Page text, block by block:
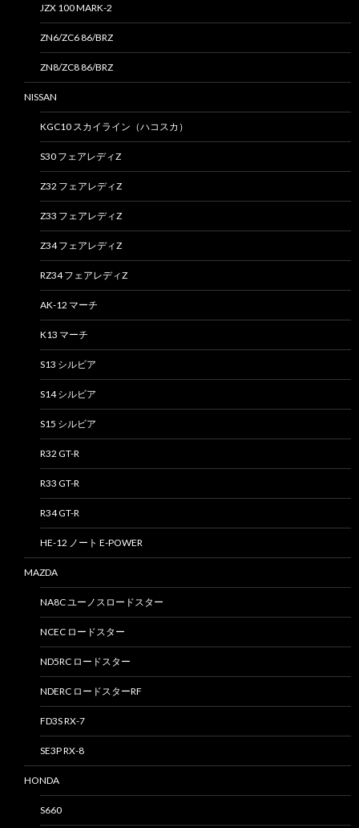
JZX 100 MARK-2
ZN6/ZC6 86/BRZ
ZN8/ZC8 86/BRZ
NISSAN
KGC10 スカイライン（ハコスカ）
S30 フェアレディZ
Z32 フェアレディZ
Z33 フェアレディZ
Z34 フェアレディZ
RZ34 フェアレディZ
AK-12 マーチ
K13 マーチ
S13 シルビア
S14 シルビア
S15 シルビア
R32 GT-R
R33 GT-R
R34 GT-R
HE-12 ノート E-POWER
MAZDA
NA8C ユーノスロードスター
NCEC ロードスター
ND5RC ロードスター
NDERC ロードスターRF
FD3S RX-7
SE3P RX-8
HONDA
S660